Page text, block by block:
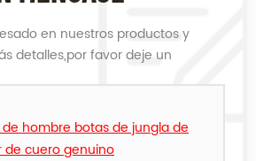
en nuestros productos y
detalles,por favor deje un
hombre botas de jungla de
cuero genuino